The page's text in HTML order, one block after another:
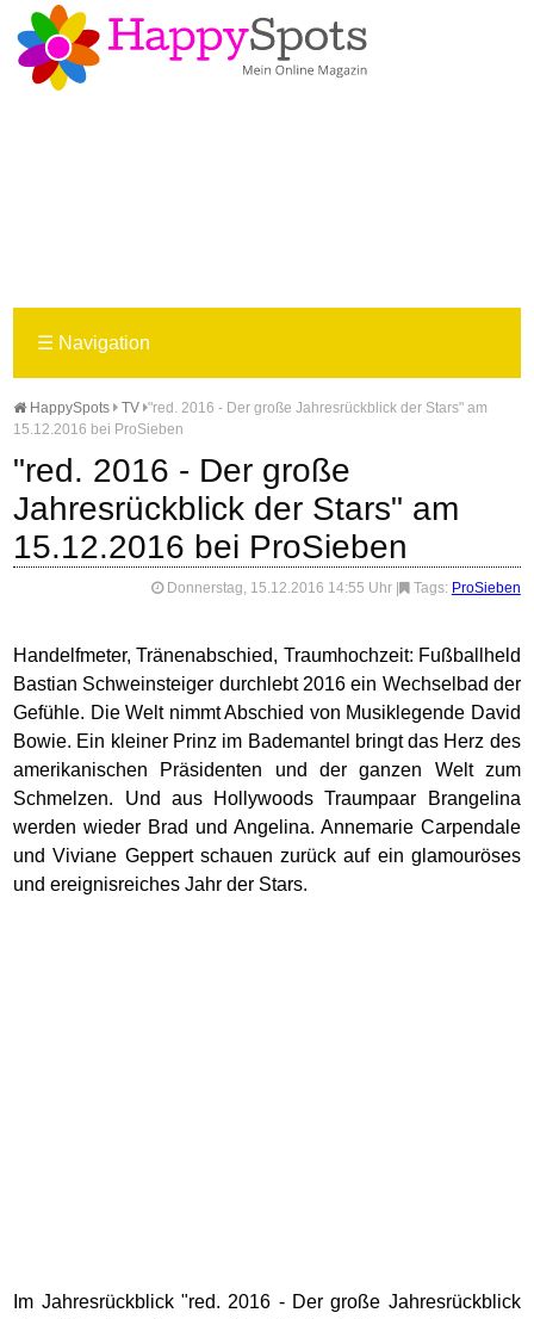
☰ Navigation
HappySpots TV "red. 2016 - Der große Jahresrückblick der Stars" am
15.12.2016 bei ProSieben
"red. 2016 - Der große
Jahresrückblick der Stars" am
15.12.2016 bei ProSieben
Donnerstag, 15.12.2016 14:55 Uhr Tags: ProSieben
Handelfmeter, Tränenabschied, Traumhochzeit: Fußballheld
Bastian Schweinsteiger durchlebt 2016 ein Wechselbad der
Gefühle. Die Welt nimmt Abschied von Musiklegende David
Bowie. Ein kleiner Prinz im Bademantel bringt das Herz des
amerikanischen Präsidenten und der ganzen Welt zum
Schmelzen. Und aus Hollywoods Traumpaar Brangelina
werden wieder Brad und Angelina. Annemarie Carpendale
und Viviane Geppert schauen zurück auf ein glamouröses
und ereignisreiches Jahr der Stars.
Im Jahresrückblick "red. 2016 - Der große Jahresrückblick